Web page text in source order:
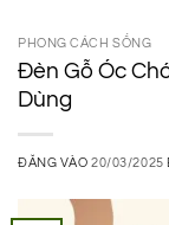
PHONG CÁCH SỐNG
Đèn Gỗ Óc
Dùng
ĐĂNG VÀO20/03/2025